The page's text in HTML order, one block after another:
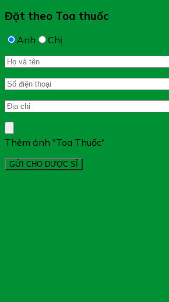
Đặt theo Toa thuốc
Anh Chị
Thêm ảnh "Toa Thuốc"